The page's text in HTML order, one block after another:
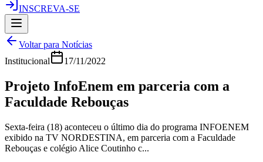
INSCREVA-SE
Voltar para Notícias
Institucional
17/11/2022
Projeto InfoEnem em parceria com a
Faculdade Rebouças
Sexta-feira (18) aconteceu o último dia do programa INFOENEM
exibido na TV NORDESTINA, em parceria com a Faculdade
Rebouças e colégio Alice Coutinho c...